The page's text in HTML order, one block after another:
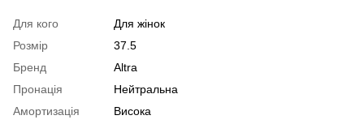
Для кого
Для жінок
Розмір
37.5
Бренд
Altra
Пронація
Нейтральна
Амортизація
Висока